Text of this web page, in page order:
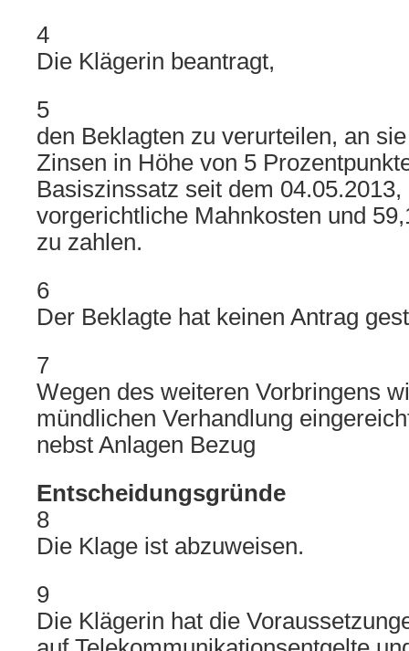
4
Die Klägerin beantragt,
5
den Beklagten zu verurteilen, an
Zinsen in Höhe von 5
Basiszinssatz seit dem 04.05.2013,
vorgerichtliche Mahnkosten und
zu zahlen.
6
Der Beklagte hat keinen Antrag
7
Wegen des weiteren Vorbringens
mündlichen Verhandlung
nebst Anlagen Bezug
Entscheidungsgründe
8
Die Klage ist abzuweisen.
9
Die Klägerin hat die